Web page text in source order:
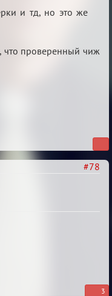
и тд, но это же
что проверенный чиж
#78
3